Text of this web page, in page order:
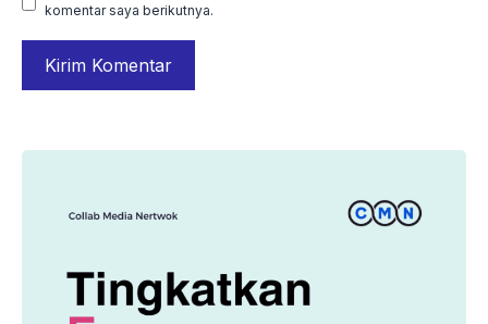
komentar saya berikutnya.